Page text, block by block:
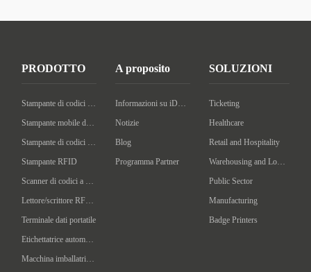
PRODOTTO
Stampante di codici a barre desktop
Stampante mobile di codici a barre
Stampante di codici a barre industriale
Stampante RFID
Scanner di codici a barre portatile
Lettore/scrittore RFID portatile
Terminale dati portatile
Etichettatrice automatica
Macchina imballatrice intelligente
A proposito
Informazioni su iDPRT
Notizie
Blog
Programma Partner
SOLUZIONI
Ticketing
Healthcare
Retail and Hospitality
Warehousing and Logistics
Public Sector
Manufacturing
Badge Printers